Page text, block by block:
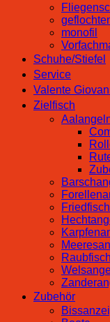
monofil
Schuhe/Stiefel
Service
Valente
Zielfisch
Zubehör